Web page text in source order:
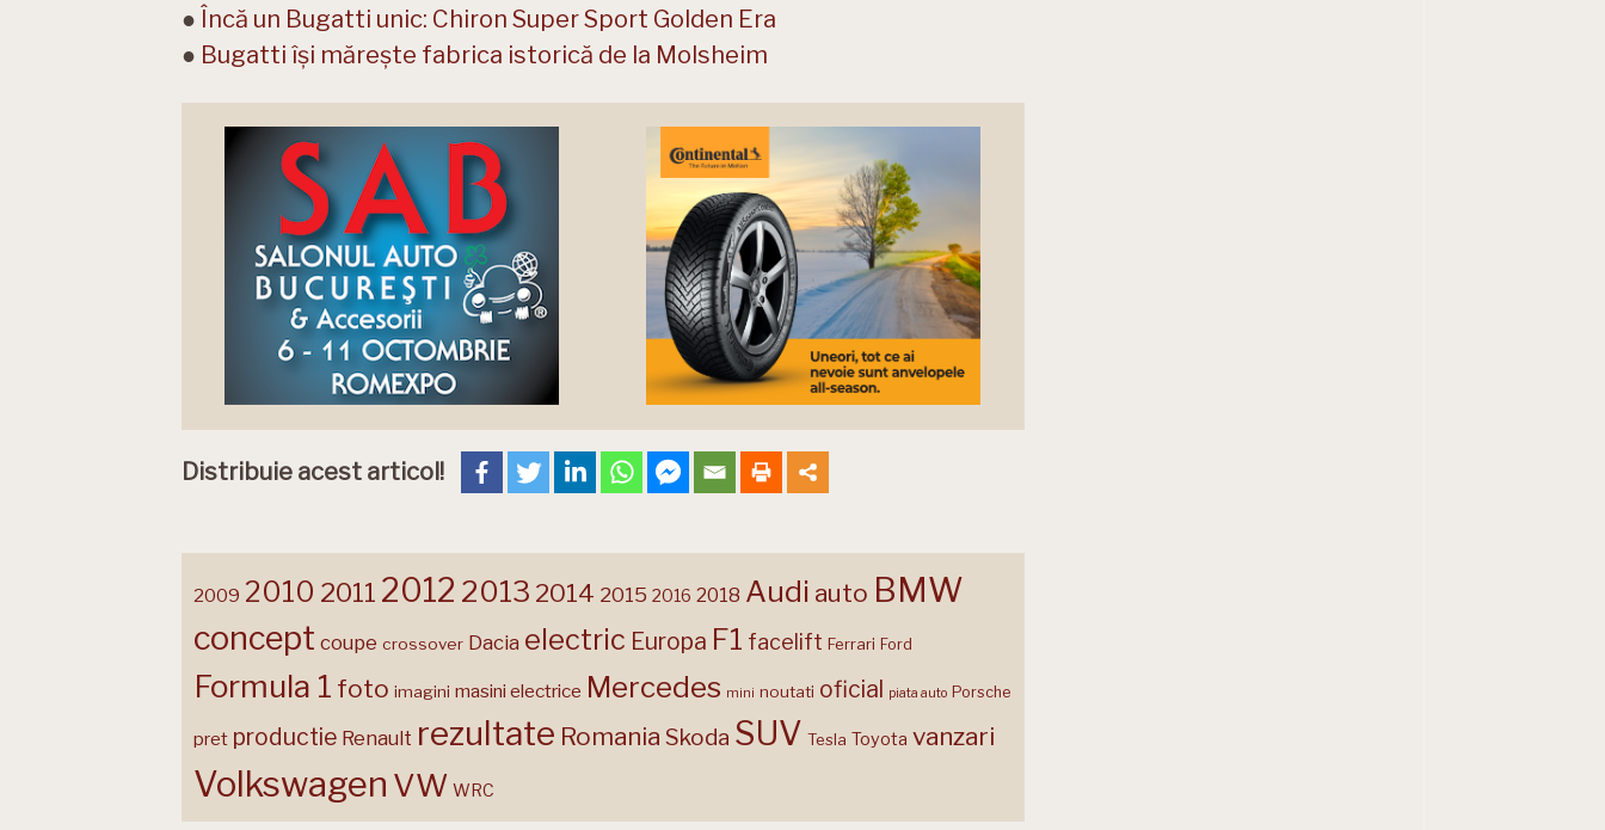
● Încă un Bugatti unic: Chiron Super Sport Golden Era
● Bugatti își mărește fabrica istorică de la Molsheim
Distribuie acest articol!
2009 2010 2011 2012 2013 2014 2015 2016 2018 Audi auto BMW
concept coupe crossover Dacia electric Europa F1 facelift Ferrari Ford
Formula 1 foto imagini masini electrice Mercedes mini noutati oficial piata auto Porsche
pret productie Renault rezultate Romania Skoda SUV Tesla Toyota vanzari
Volkswagen VW WRC